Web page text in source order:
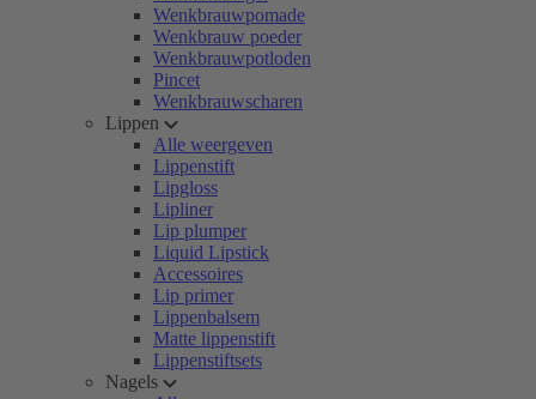
Wenkbrauwpomade
Wenkbrauw poeder
Wenkbrauwpotloden
Pincet
Wenkbrauwscharen
Lippen
Alle weergeven
Lippenstift
Lipgloss
Lipliner
Lip plumper
Liquid Lipstick
Accessoires
Lip primer
Lippenbalsem
Matte lippenstift
Lippenstiftsets
Nagels